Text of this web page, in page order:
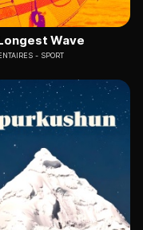
Wave
SPORT